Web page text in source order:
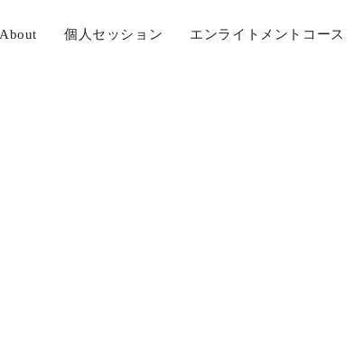
個人セッション エンライトメントコース